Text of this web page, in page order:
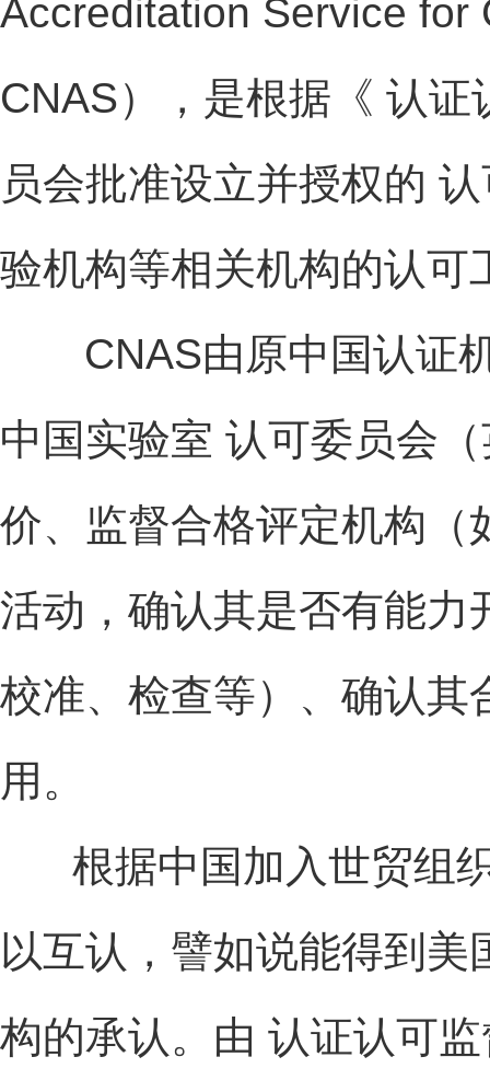
Accreditation Service for
CNAS），是根据《 认
员会批准设立并授权的
验机构等相关机构的认可
CNAS由原中国认证机
中国实验室 认可委员会
价、监督合格评定机构（
活动，确认其是否有能力
校准、检查等）、确认其
用。
根据中国加入世贸组织
以互认，譬如说能得到
构的承认。 由 认证认可